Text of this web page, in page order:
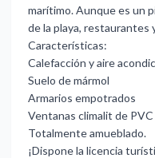
marítimo. Aunque es un
de la playa,
Características:
Calefacción y aire
Suelo de mármol
Armarios empotrados
Ventanas climalit de
Totalmente amueblado.
¡Dispone la licencia